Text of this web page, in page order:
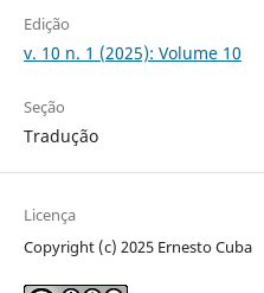
Edição
v. 10 n. 1 (2025): Volume 10
Seção
Tradução
Licença
Copyright (c) 2025 Ernesto Cuba